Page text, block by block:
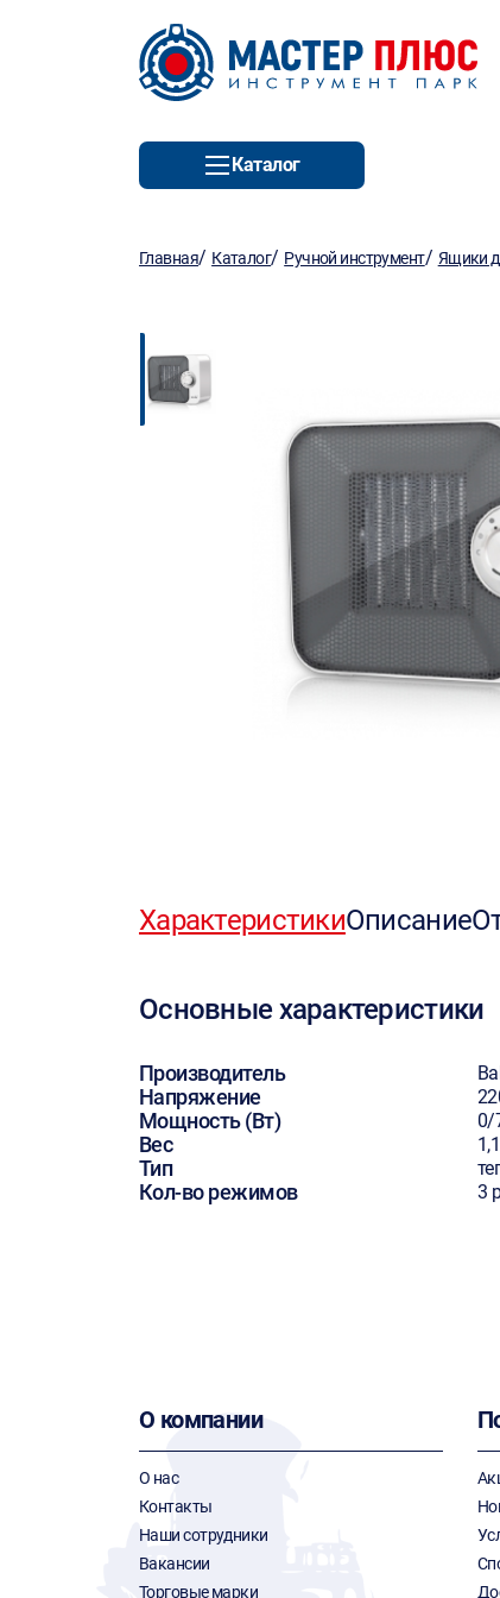
Каталог
Главная/ Каталог/ Ручной инструмент/ Ящики
ХарактеристикиОписание
Основные характеристики
Производитель
Напряжение
Мощность (Вт) 0/
Вес
Тип
Кол-во режимов 3
О компании
О нас
Контакты
Наши сотрудники
Вакансии
Торговые марки